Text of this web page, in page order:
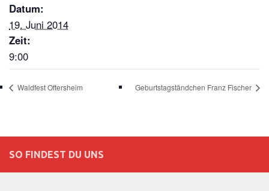
Datum:
19. Juni 2014
Zeit:
9:00
Waldfest Oftersheim Geburtstagständchen Franz Fischer
SO FINDEST DU UNS